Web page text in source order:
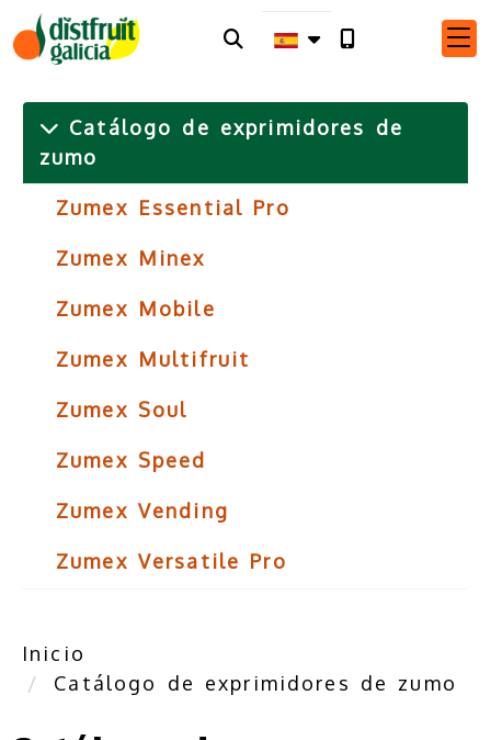
Catálogo de exprimidores de
zumo
Zumex Essential Pro
Zumex Minex
Zumex Mobile
Zumex Multifruit
Zumex Soul
Zumex Speed
Zumex Vending
Zumex Versatile Pro
Inicio
Catálogo de exprimidores de zumo